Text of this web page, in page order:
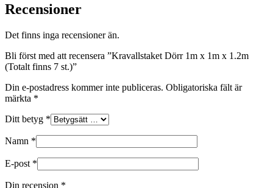
Recensioner
Det finns inga recensioner än.
Bli först med att recensera ”Kravallstaket Dörr 1m x 1m x 1.2m
(Totalt finns 7 st.)”
Din e-postadress kommer inte publiceras. Obligatoriska fält är
märkta *
Ditt betyg *
Namn *
E-post *
Din recension *